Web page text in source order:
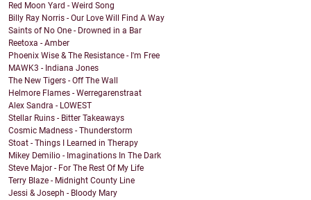
Red Moon Yard - Weird Song
Billy Ray Norris - Our Love Will Find A Way
Saints of No One - Drowned in a Bar
Reetoxa - Amber
Phoenix Wise & The Resistance - I'm Free
MAWK3 - Indiana Jones
The New Tigers - Off The Wall
Helmore Flames - Werregarenstraat
Alex Sandra - LOWEST
Stellar Ruins - Bitter Takeaways
Cosmic Madness - Thunderstorm
Stoat - Things I Learned in Therapy
Mikey Demilio - Imaginations In The Dark
Steve Major - For The Rest Of My Life
Terry Blaze - Midnight County Line
Jessi & Joseph - Bloody Mary